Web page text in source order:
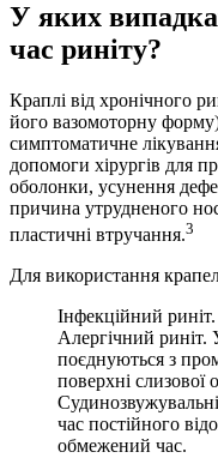
У яких
час риніту?
Краплі від хронічного
його вазомоторну
симптоматичне
допомоги хірургів для
оболонки, усунення
причина утрудненого
пластичні втручання.3
Для використання
Інфекційний риніт.
Алергічний риніт.
поєднуються з
поверхні слизової
час постійного
обмежений час.